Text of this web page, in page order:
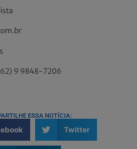
9 9848-7206
ESSA NOTÍCIA:
Twitter